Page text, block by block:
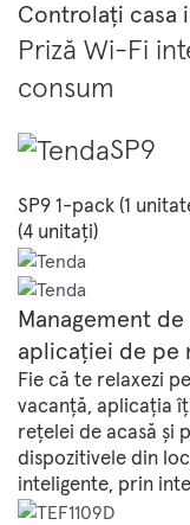
Controlați casa
Priză Wi-Fi
consum
SP9
SP9 1-pack (1
(4 unitați)
Management
aplicației de pe
Fie că te relaxezi
vacanță, aplicația
rețelei de acasă și
dispozitivele din
inteligente, prin